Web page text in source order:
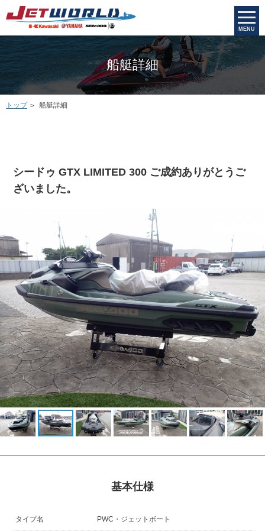
MENU
船艇詳細
トップ 船艇詳細
シードゥ GTX LIMITED 300 ご成約ありがとうご
ざいました。
基本仕様
タイプ名 PWC・ジェットボート